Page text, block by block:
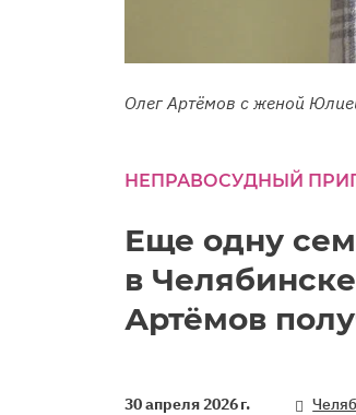
Олег Артёмов с женой
НЕПРАВОСУДНЫЙ
Еще одну
в
Артёмов
30 апреля 2026 г.